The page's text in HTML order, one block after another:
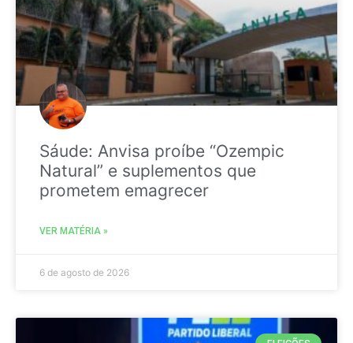
Sáude: Anvisa proíbe “Ozempic
Natural” e suplementos que
prometem emagrecer
VER MATÉRIA »
6 de agosto de 2026